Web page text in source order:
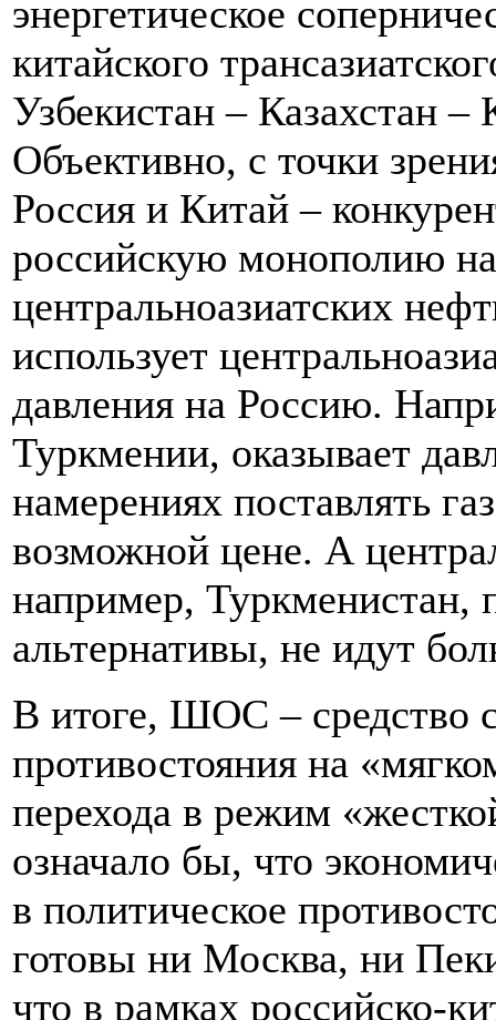
энергетическое
китайского
Узбекистан – Казахстан –
Объективно, с точки
Россия и Китай –
российскую монополию на
центральноазиатских
использует
давления на Россию.
Туркмении, оказывает
намерениях поставлять
возможной цене. А
например, Туркменистан,
альтернативы, не идут
В итоге, ШОС – средство
противостояния на
перехода в режим
означало бы, что
в политическое
готовы ни Москва, ни
что в рамках российско-